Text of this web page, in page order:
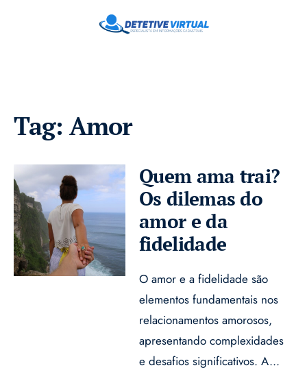
Tag: Amor
Quem ama trai?
Os dilemas do
amor e da
fidelidade
O amor e a fidelidade são
elementos fundamentais nos
relacionamentos amorosos,
apresentando complexidades
e desafios significativos. A...